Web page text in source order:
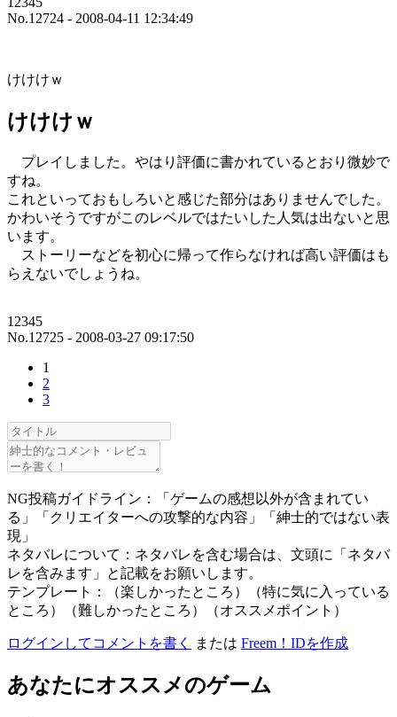
No.12724 - 2008-04-11 12:34:49
けけけｗ
けけけｗ
プレイしました。やはり評価に書かれているとおり微妙で
すね。
これといっておもしろいと感じた部分はありませんでした。
かわいそうですがこのレベルではたいした人気は出ないと思
います。
ストーリーなどを初心に帰って作らなければ高い評価はも
らえないでしょうね。
12345
No.12725 - 2008-03-27 09:17:50
1
2
3
NG投稿ガイドライン：「ゲームの感想以外が含まれてい
る」「クリエイターへの攻撃的な内容」「紳士的ではない表
現」
ネタバレについて：ネタバレを含む場合は、文頭に「ネタバ
レを含みます」と記載をお願いします。
テンプレート：（楽しかったところ）（特に気に入っている
ところ）（難しかったところ）（オススメポイント）
ログインしてコメントを書く または Freem！IDを作成
あなたにオススメのゲーム